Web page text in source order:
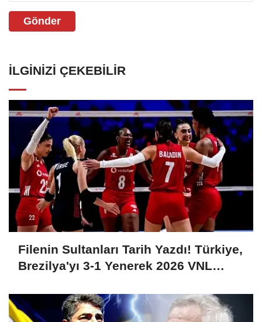
Gönder
İLGINIZI ÇEKEBILIR
Filenin Sultanları Tarih Yazdı! Türkiye,
Brezilya'yı 3-1 Yenerek 2026 VNL